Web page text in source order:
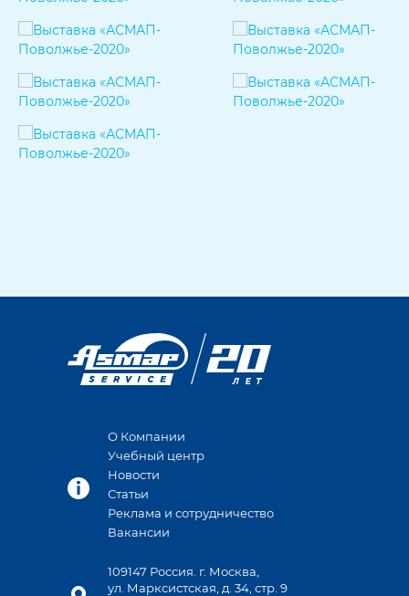
О Компании
Учебный центр
Новости
Статьи
Реклама и сотрудничество
Вакансии
109147 Россия. г. Москва,
ул. Марксистская, д. 34, стр. 9